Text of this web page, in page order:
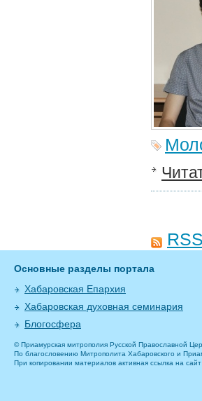
RSS
Основные разделы портала
Хабаровская Епархия
Хабаровская духовная семинария
Блогосфера
© Приамурская митрополия Русской Православной
По благословению Митрополита Хабаровского и
При копировании материалов активная ссылка на сайт